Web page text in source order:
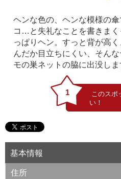
ヘンな色の、ヘンな模様の
コ…と失礼なことを書きま
っぱりヘン。すっと背が高
んだか目立ちにくい、そん
モの巣ネットの脇に出没しま
1
基本情報
住所